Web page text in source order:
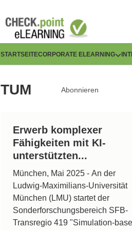
H
u
STARTSEITECORPORATE ELEARNING
TUM Abonnieren
Erwerb komplexer
Fähigkeiten mit KI-
unterstützten...
München, Mai 2025 - An der
Ludwig-Maximilians-Universität
München (LMU) startet der
Sonderforschungsbereich SFB-
Transregio 419 "Simulation-